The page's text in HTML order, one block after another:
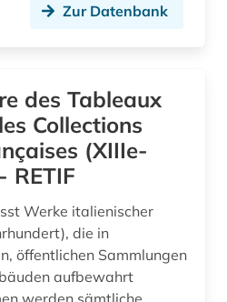
Zur Datenbank
des Tableaux
Collections
(XIIIe-
RETIF
Werke italienischer
die in
öffentlichen Sammlungen
aufbewahrt
werden sämtliche